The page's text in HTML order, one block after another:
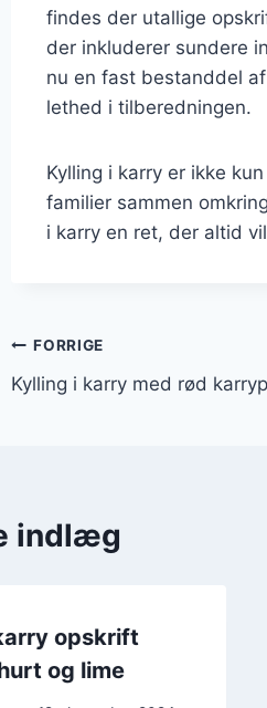
findes der utallige
der inkluderer sundere
nu en fast bestanddel
lethed i tilberedningen.
Kylling i karry er ikke
familier sammen
i karry en ret, der altid
FORRIGE
Kylling i karry med rød
indlæg
opskrift
og lime